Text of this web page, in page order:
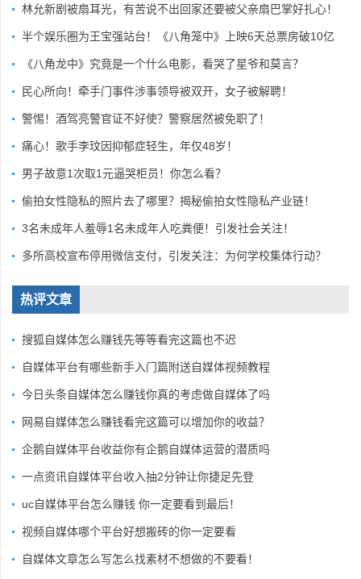
林允新剧被扇耳光，有苦说不出回家还要被父亲扇巴掌好扎心！
半个娱乐圈为王宝强站台！《八角笼中》上映6天总票房破10亿
《八角龙中》究竟是一个什么电影，看哭了星爷和莫言？
民心所向！牵手门事件涉事领导被双开，女子被解聘！
警惕！酒驾亮警官证不好使？警察居然被免职了！
痛心！歌手李玟因抑郁症轻生，年仅48岁！
男子故意1次取1元逼哭柜员！你怎么看？
偷拍女性隐私的照片去了哪里？揭秘偷拍女性隐私产业链！
3名未成年人羞辱1名未成年人吃粪便！引发社会关注！
多所高校宣布停用微信支付，引发关注：为何学校集体行动？
热评文章
搜狐自媒体怎么赚钱先等等看完这篇也不迟
自媒体平台有哪些新手入门篇附送自媒体视频教程
今日头条自媒体怎么赚钱你真的考虑做自媒体了吗
网易自媒体怎么赚钱看完这篇可以增加你的收益？
企鹅自媒体平台收益你有企鹅自媒体运营的潜质吗
一点资讯自媒体平台收入抽2分钟让你捷足先登
uc自媒体平台怎么赚钱 你一定要看到最后！
视频自媒体哪个平台好想搬砖的你一定要看
自媒体文章怎么写怎么找素材不想做的不要看！